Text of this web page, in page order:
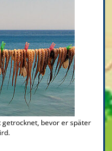
getrocknet, bevor er später